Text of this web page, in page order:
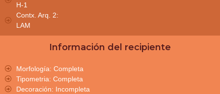
H-1
Contx. Arq. 2:
LAM
Información del recipiente
Morfología: Completa
Tipometria: Completa
Decoración: Incompleta